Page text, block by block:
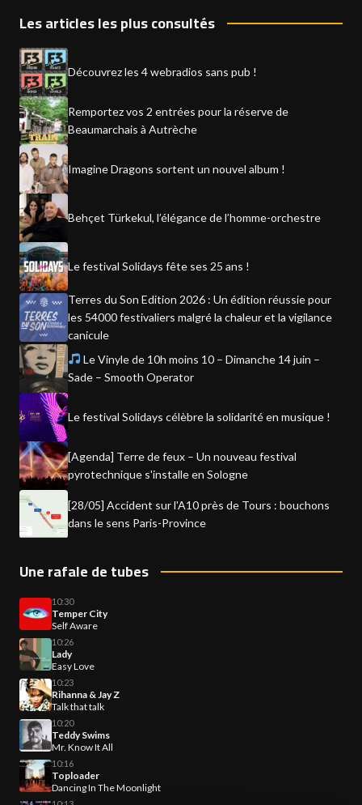
Les articles les plus consultés
Découvrez les 4 webradios sans pub !
Remportez vos 2 entrées pour la réserve de
Beaumarchais à Autrèche
Imagine Dragons sortent un nouvel album !
Behçet Türkekul, l’élégance de l’homme-orchestre
Le festival Solidays fête ses 25 ans !
Terres du Son Edition 2026 : Un édition réussie pour
les 54000 festivaliers malgré la chaleur et la vigilance
canicule
Le Vinyle de 10h moins 10 – Dimanche 14 juin –
Sade – Smooth Operator
Le festival Solidays célèbre la solidarité en musique !
[Agenda] Terre de feux – Un nouveau festival
pyrotechnique s'installe en Sologne
[28/05] Accident sur l'A10 près de Tours : bouchons
dans le sens Paris-Province
Une rafale de tubes
10:30
Temper City
Self Aware
10:26
Lady
Easy Love
10:23
Rihanna & Jay Z
Talk that talk
10:20
Teddy Swims
Mr. Know It All
10:16
Toploader
Dancing In The Moonlight